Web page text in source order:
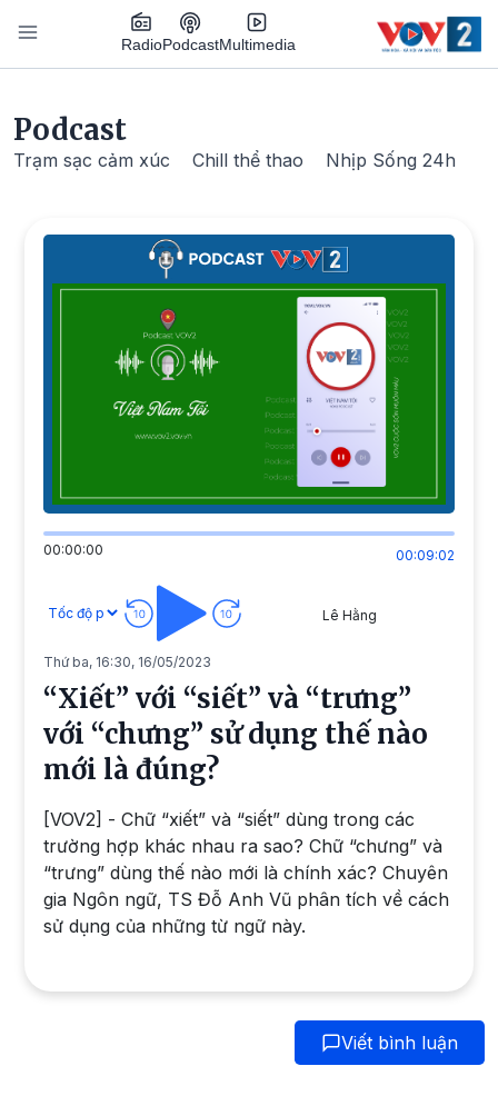
Nhảy đến nội dung
RadioPodcastMultimedia
Podcast
Trạm sạc cảm xúc Chill thể thao Nhịp Sống 24h
00:00:00 00:09:02
Lê Hằng
Thứ ba, 16:30, 16/05/2023
“Xiết” với “siết” và “trưng”
với “chưng” sử dụng thế nào
mới là đúng?
[VOV2] - Chữ “xiết” và “siết” dùng trong các
trường hợp khác nhau ra sao? Chữ “chưng” và
“trưng” dùng thế nào mới là chính xác? Chuyên
gia Ngôn ngữ, TS Đỗ Anh Vũ phân tích về cách
sử dụng của những từ ngữ này.
Viết bình luận